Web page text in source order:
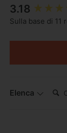
3.18
Sulla base di 11
Elenca
New content